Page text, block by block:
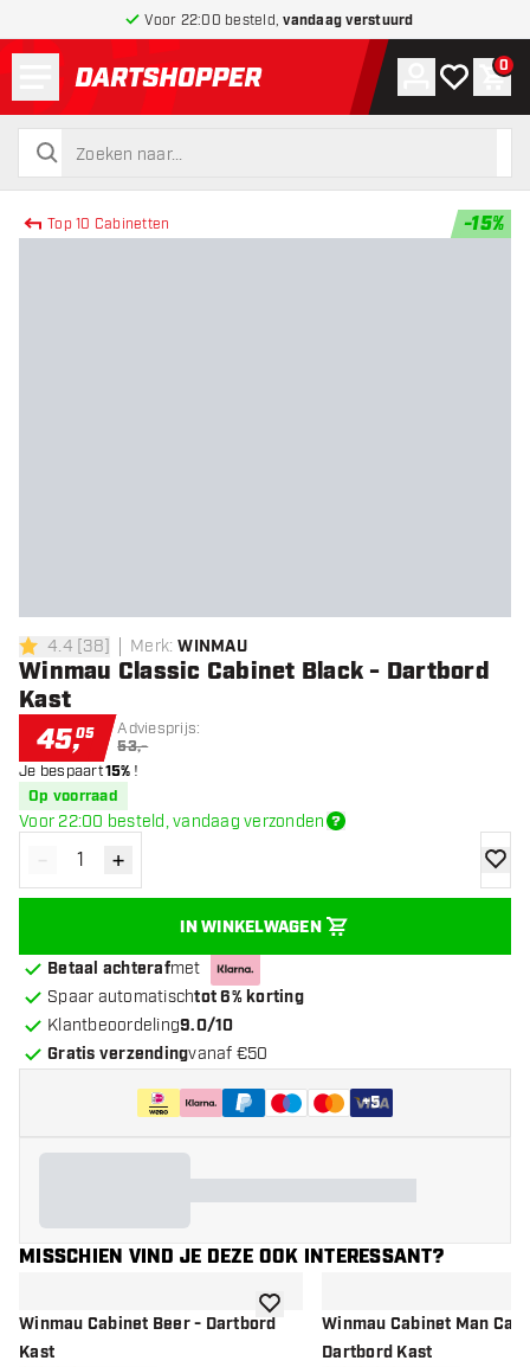
Voor 22:00 besteld,vandaag verstuurd
terug naar home pagina
zoeken
zoeken
Account
Mijn 0
Top 10 Cabinetten -15%
4.4 score sterren
4.4 [38] Merk: WINMAU
Winmau Classic Cabinet Black - Dartbord
Kast
45,05 Adviesprijs:
53,-
Je bespaart15% !
Op voorraad
Voor 22:00 besteld, vandaag verzonden
Verminder hoeveelheid
- Verhoog hoeveelheid
+
IN WINKELWAGEN
Betaal achterafmet
Spaar automatischtot 6% korting
Klantbeoordeling9.0/10
Gratis verzendingvanaf €50
+5
MISSCHIEN VIND JE DEZE OOK INTERESSANT?
Winmau Cabinet Beer - Dartbord
Kast
toevoegen aan verlanglijst
Winmau Cabinet Man
Dartbord Kast